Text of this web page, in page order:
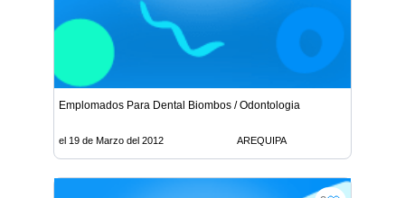
Emplomados Para Dental Biombos / Odontologia
el 19 de Marzo del 2012 AREQUIPA